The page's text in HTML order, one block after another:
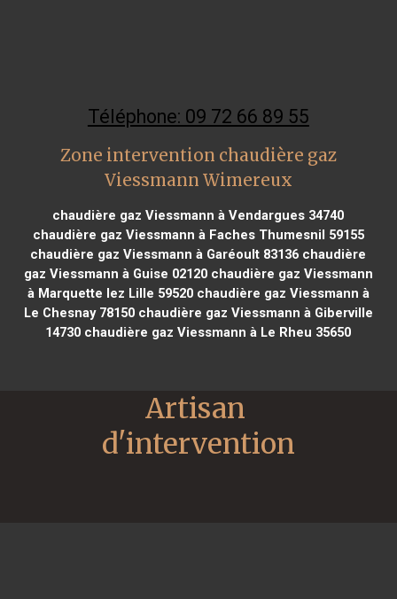
Téléphone: 09 72 66 89 55
Zone intervention chaudière gaz
Viessmann Wimereux
chaudière gaz Viessmann à Vendargues 34740
chaudière gaz Viessmann à Faches Thumesnil 59155
chaudière gaz Viessmann à Garéoult 83136 chaudière
gaz Viessmann à Guise 02120chaudière gaz Viessmann
à Marquette lez Lille 59520chaudière gaz Viessmann à
Le Chesnay 78150chaudière gaz Viessmann à Giberville
14730 chaudière gaz Viessmann à Le Rheu 35650
Artisan
d'intervention